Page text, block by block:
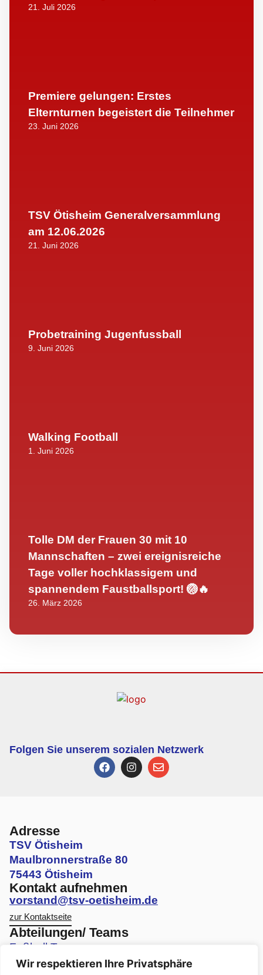
Wir respektieren Ihre Privatsphäre
21. Juli 2026
Premiere gelungen: Erstes
Elternturnen begeistert die Teilnehmer
23. Juni 2026
TSV Ötisheim Generalversammlung
am 12.06.2026
21. Juni 2026
Probetraining Jugenfussball
9. Juni 2026
Walking Football
1. Juni 2026
Tolle DM der Frauen 30 mit 10
Mannschaften – zwei ereignisreiche
Tage voller hochklassigem und
spannendem Faustballsport! 🏐🔥
26. März 2026
Folgen Sie unserem sozialen Netzwerk
Adresse
TSV Ötisheim
Maulbronnerstraße 80
75443 Ötisheim
Kontakt aufnehmen
vorstand@tsv-oetisheim.de
zur Kontaktseite
Abteilungen/ Teams
Fußball Teams
Volleyball Teams